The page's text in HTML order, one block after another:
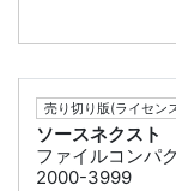
売り切り版(ライセン
ソースネクスト
ファイルコンパ
2000-3999